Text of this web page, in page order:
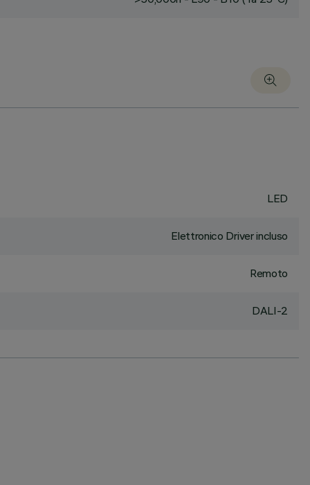
LED
Elettronico Driver incluso
Remoto
DALI-2